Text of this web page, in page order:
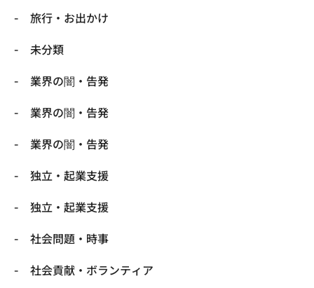
旅行・お出かけ
未分類
業界の闇・告発
業界の闇・告発
業界の闇・告発
独立・起業支援
独立・起業支援
社会問題・時事
社会貢献・ボランティア